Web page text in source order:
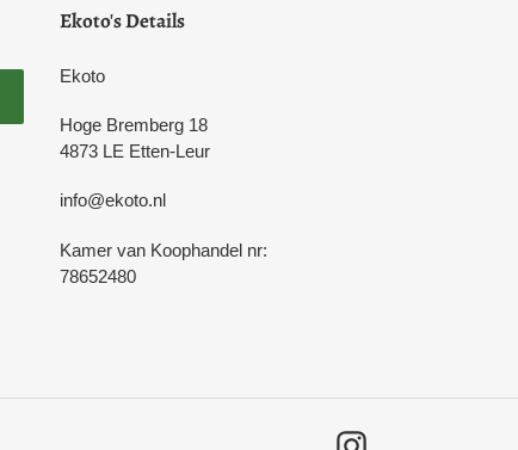
Ekoto's Details
Ekoto
Hoge Bremberg 18
4873 LE Etten-Leur
info@ekoto.nl
Kamer van Koophandel nr:
78652480
Instagram